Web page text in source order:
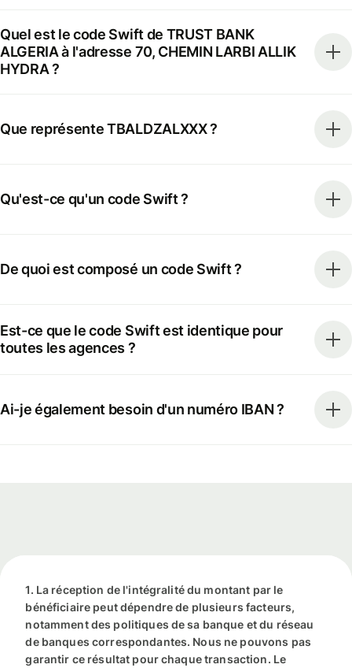
Quel est le code Swift de TRUST BANK
ALGERIA à l'adresse 70, CHEMIN LARBI ALLIK
HYDRA ?
Que représente TBALDZALXXX ?
Qu'est-ce qu'un code Swift ?
De quoi est composé un code Swift ?
Est-ce que le code Swift est identique pour
toutes les agences ?
Ai-je également besoin d'un numéro IBAN ?
1. La réception de l'intégralité du montant par le
bénéficiaire peut dépendre de plusieurs facteurs,
notamment des politiques de sa banque et du réseau
de banques correspondantes. Nous ne pouvons pas
garantir ce résultat pour chaque transaction. Le